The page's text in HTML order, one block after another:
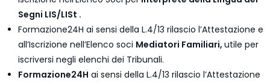
Segni LIS/LISt .
Formazione24H ai sensi della L.4/13 rilascio l’Attestazione e
all’Iscrizione nell’Elenco soci Mediatori Familiari, utile per
iscriversi negli elenchi dei Tribunali.
Formazione24H ai sensi della L.4/13 rilascio l’Attestazione